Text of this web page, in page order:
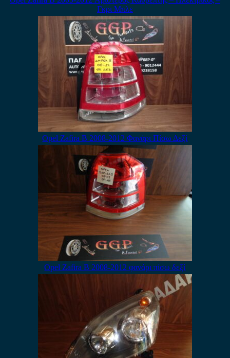
Γκρι Μπλε
Opel Zafira B 2008-2012 Φανάρι Πίσω Δεξί
Opel Zafira B 2008-2012 φανάρι πίσω δεξί